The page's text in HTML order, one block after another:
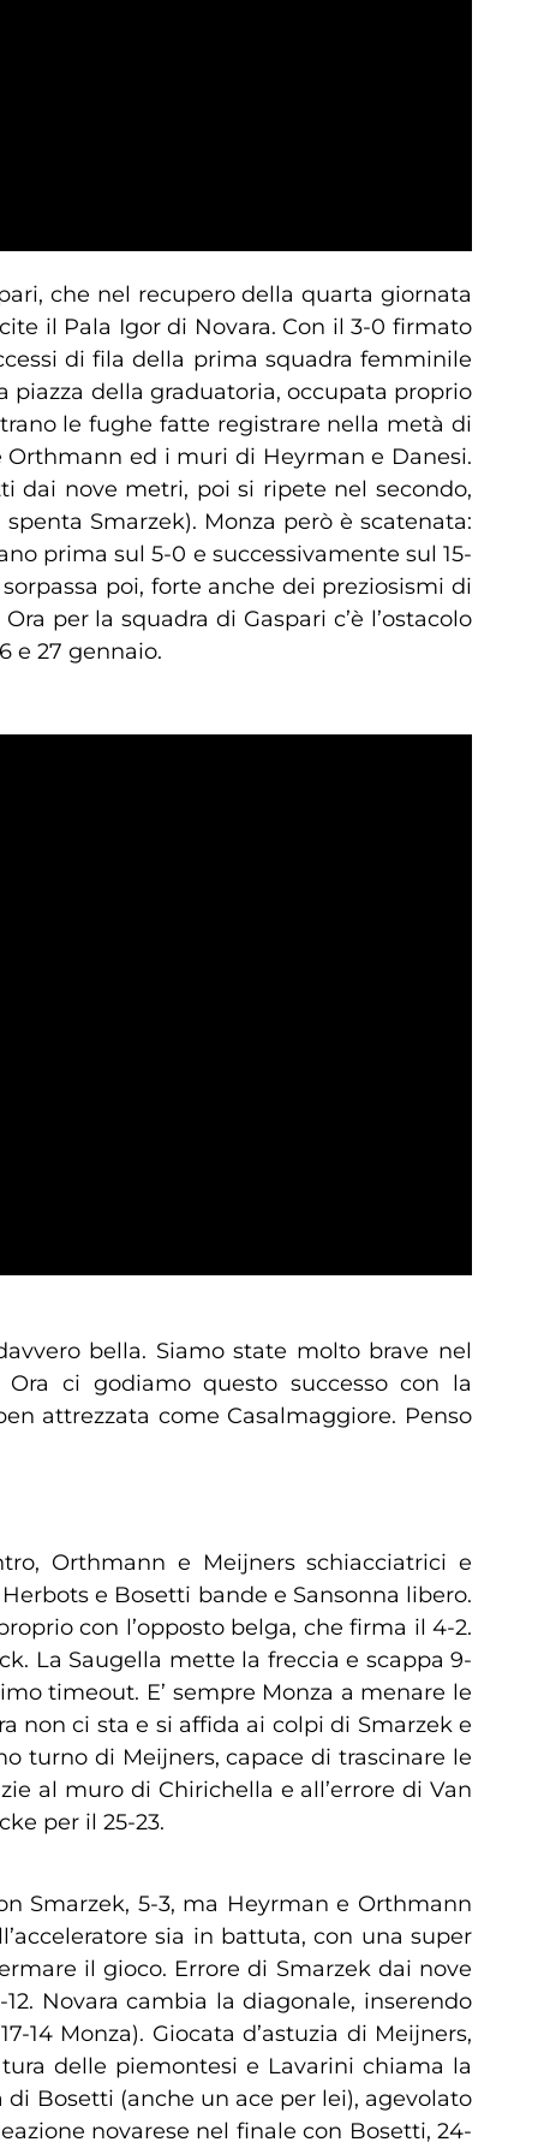
che nel recupero della quarta giornata
il Pala Igor di Novara. Con il 3-0 firmato
di fila della prima squadra femminile
piazza della graduatoria, occupata proprio
le fughe fatte registrare nella metà di
ed i muri di Heyrman e Danesi.
dai nove metri, poi si ripete nel secondo,
Smarzek). Monza però è scatenata:
prima sul 5-0 e successivamente sul 15-
poi, forte anche dei preziosismi di
per la squadra di Gaspari c’è l’ostacolo
e 27 gennaio.
bella. Siamo state molto brave nel
ci godiamo questo successo con la
attrezzata come Casalmaggiore. Penso
Orthmann e Meijners schiacciatrici e
e Bosetti bande e Sansonna libero.
con l’opposto belga, che firma il 4-2.
La Saugella mette la freccia e scappa 9-
timeout. E’ sempre Monza a menare le
non ci sta e si affida ai colpi di Smarzek e
turno di Meijners, capace di trascinare le
al muro di Chirichella e all’errore di Van
per il 25-23.
Smarzek, 5-3, ma Heyrman e Orthmann
sia in battuta, con una super
il gioco. Errore di Smarzek dai nove
Novara cambia la diagonale, inserendo
Monza). Giocata d’astuzia di Meijners,
delle piemontesi e Lavarini chiama la
Bosetti (anche un ace per lei), agevolato
novarese nel finale con Bosetti, 24-